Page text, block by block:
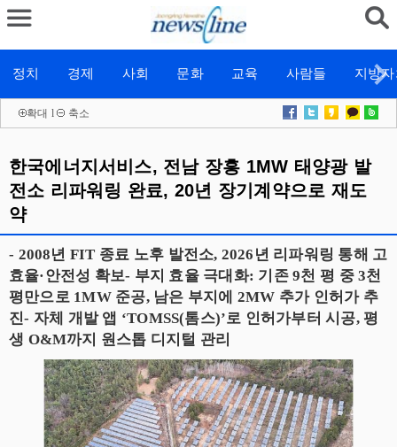
정치 경제 사회 문화 교육 사람들 지방
확대 l 축소
한국에너지서비스, 전남 장흥 1MW 태양광 발
전소 리파워링 완료, 20년 장기계약으로 재도
약
- 2008년 FIT 종료 노후 발전소, 2026년 리파워링 통해 고
효율·안전성 확보- 부지 효율 극대화: 기존 9천 평 중 3천
평만으로 1MW 준공, 남은 부지에 2MW 추가 인허가 추
진- 자체 개발 앱 ‘TOMSS(톰스)’로 인허가부터 시공, 평
생 O&M까지 원스톱 디지털 관리